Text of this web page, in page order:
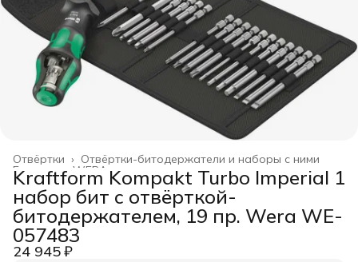
Отвёртки-битодержатели и наборы с ними
Отвёртки ›
WERA ›
Главная ›
Kraftform Kompakt Turbo Imperial 1
набор бит с отвёрткой-
битодержателем, 19 пр. Wera WE-
057483
24 945 ₽